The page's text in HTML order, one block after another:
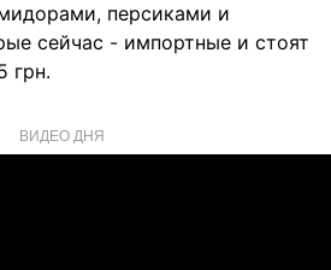
персиками и
сейчас - импортные и стоят
грн.
ВИДЕО ДНЯ